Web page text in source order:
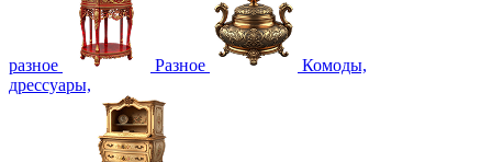
разное Разное
Комоды,
дрессуары,